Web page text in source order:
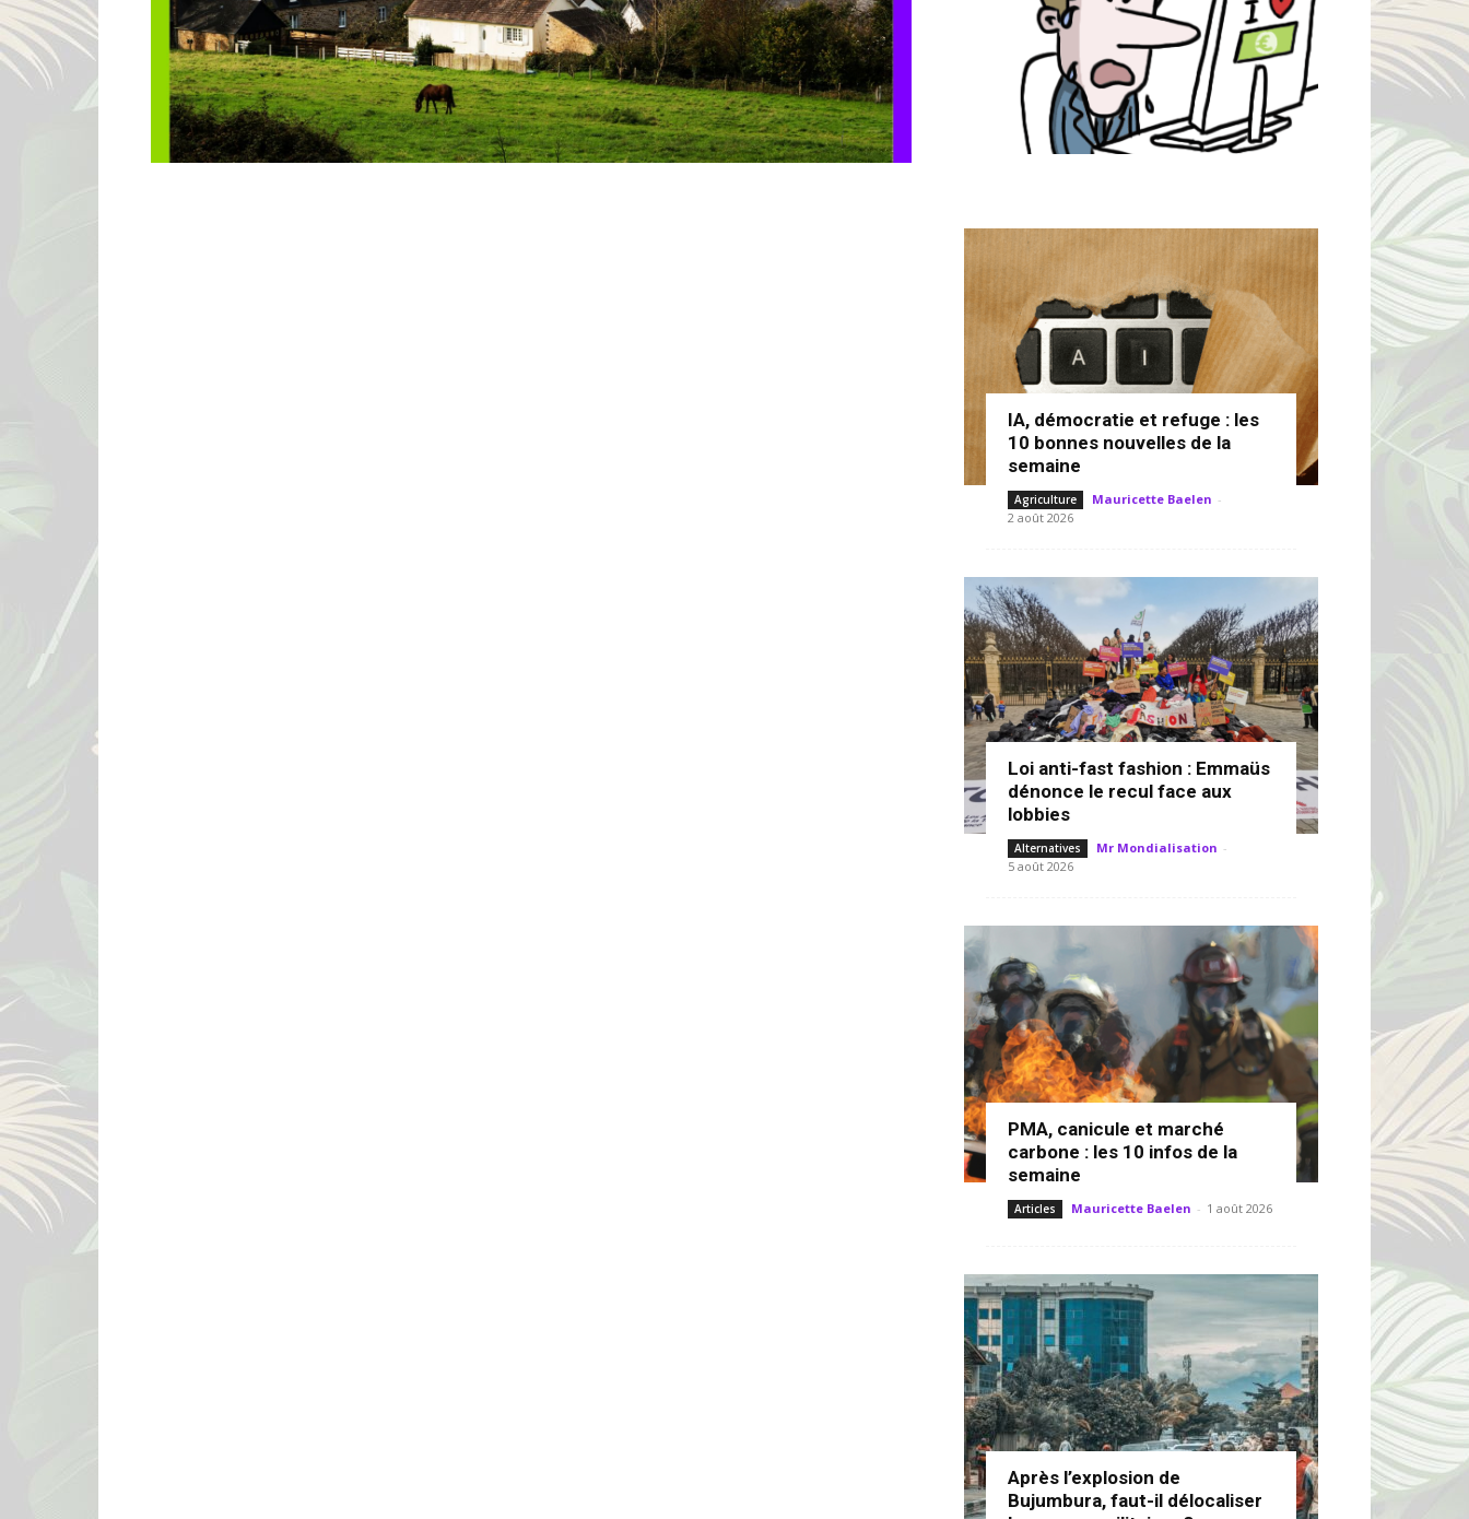
IA, démocratie et refuge : les
10 bonnes nouvelles de la
semaine
Agriculture Mauricette Baelen -
2 août 2026
Loi anti-fast fashion : Emmaüs
dénonce le recul face aux
lobbies
Alternatives Mr Mondialisation -
5 août 2026
PMA, canicule et marché
carbone : les 10 infos de la
semaine
Articles Mauricette Baelen - 1 août 2026
Après l’explosion de
Bujumbura, faut-il délocaliser